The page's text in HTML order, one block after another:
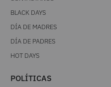
BLACK DAYS
DÍA DE MADRES
DÍA DE PADRES
HOT DAYS
POLÍTICAS